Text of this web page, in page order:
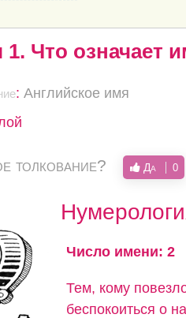
1. Что означает
:Английское имя
толкование? Да 0
Число имени: 2
Тем, кому
беспокоиться о